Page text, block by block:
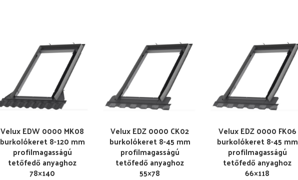
Velux EDW 0000 MK08
burkolókeret 8-120 mm
profilmagasságú
tetőfedő anyaghoz
78×140
Velux EDZ 0000 CK02
burkolókeret 8-45 mm
profilmagasságú
tetőfedő anyaghoz
55×78
Velux EDZ 0000 FK06
burkolókeret 8-45 mm
profilmagasságú
tetőfedő anyaghoz
66×118